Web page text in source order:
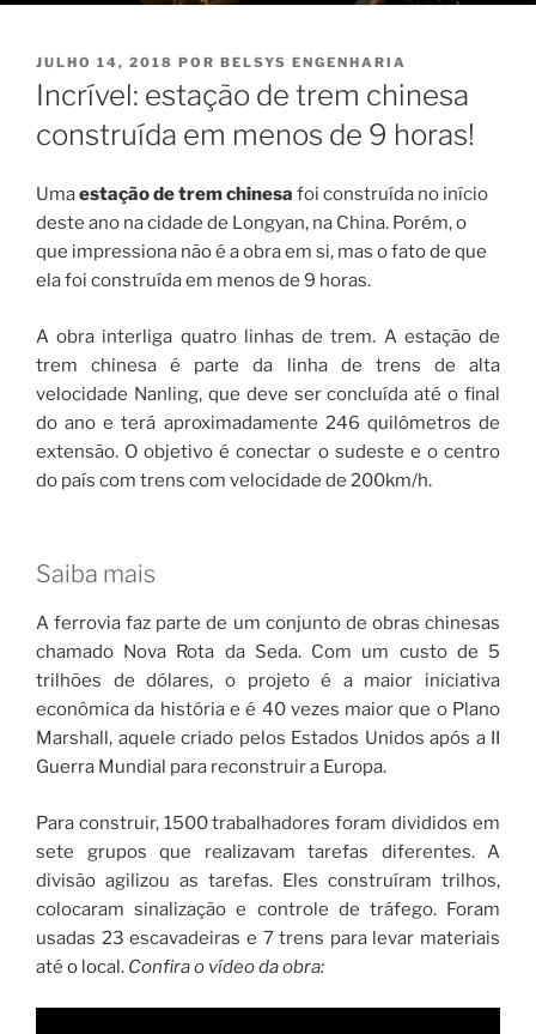
PUBLICADO
EM
JULHO 14, 2018 POR BELSYS ENGENHARIA
Incrível: estação de trem chinesa
construída em menos de 9 horas!
Umaestação de trem chinesa foi construída no início
deste ano na cidade de Longyan, na China. Porém, o
que impressiona não é a obra em si, mas o fato de que
ela foi construída em menos de 9 horas.
A obra interliga quatro linhas de trem. A estação de
trem chinesa é parte da linha de trens de alta
velocidade Nanling, que deve ser concluída até o final
do ano e terá aproximadamente 246 quilômetros de
extensão. O objetivo é conectar o sudeste e o centro
do país com trens com velocidade de 200km/h.
Saiba mais
A ferrovia faz parte de um conjunto de obras chinesas
chamado Nova Rota da Seda. Com um custo de 5
trilhões de dólares, o projeto é a maior iniciativa
econômica da história e é 40 vezes maior que o Plano
Marshall, aquele criado pelos Estados Unidos após a II
Guerra Mundial para reconstruir a Europa.
Para construir, 1500 trabalhadores foram divididos em
sete grupos que realizavam tarefas diferentes. A
divisão agilizou as tarefas. Eles construíram trilhos,
colocaram sinalização e controle de tráfego. Foram
usadas 23 escavadeiras e 7 trens para levar materiais
até o local. Confira o vídeo da obra: